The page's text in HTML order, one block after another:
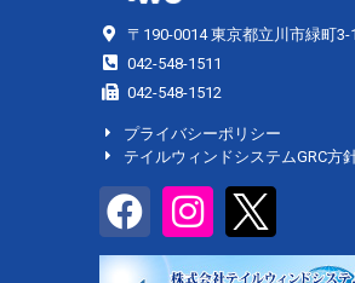
〒190-0014 東京都立川市緑町3-1
042-548-1511
042-548-1512
プライバシーポリシー
テイルウィンドシステムGRC方